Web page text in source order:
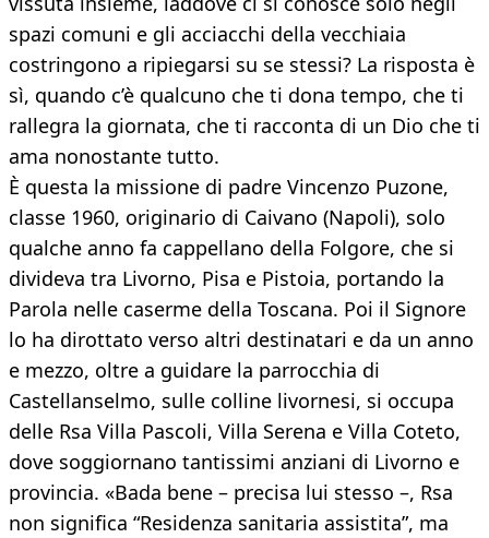
spazi comuni e gli acciacchi della vecchiaia
costringono a ripiegarsi su se stessi? La risposta è
sì, quando c’è qualcuno che ti dona tempo, che ti
rallegra la giornata, che ti racconta di un Dio che ti
ama nonostante tutto.
È questa la missione di padre Vincenzo Puzone,
classe 1960, originario di Caivano (Napoli), solo
qualche anno fa cappellano della Folgore, che si
divideva tra Livorno, Pisa e Pistoia, portando la
Parola nelle caserme della Toscana. Poi il Signore
lo ha dirottato verso altri destinatari e da un anno
e mezzo, oltre a guidare la parrocchia di
Castellanselmo, sulle colline livornesi, si occupa
delle Rsa Villa Pascoli, Villa Serena e Villa Coteto,
dove soggiornano tantissimi anziani di Livorno e
provincia. «Bada bene – precisa lui stesso –, Rsa
non significa “Residenza sanitaria assistita”, ma